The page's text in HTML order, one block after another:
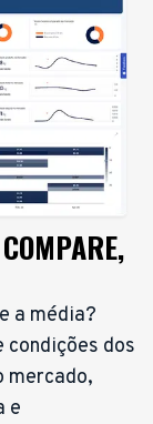
a média?
condições dos
mercado,
e